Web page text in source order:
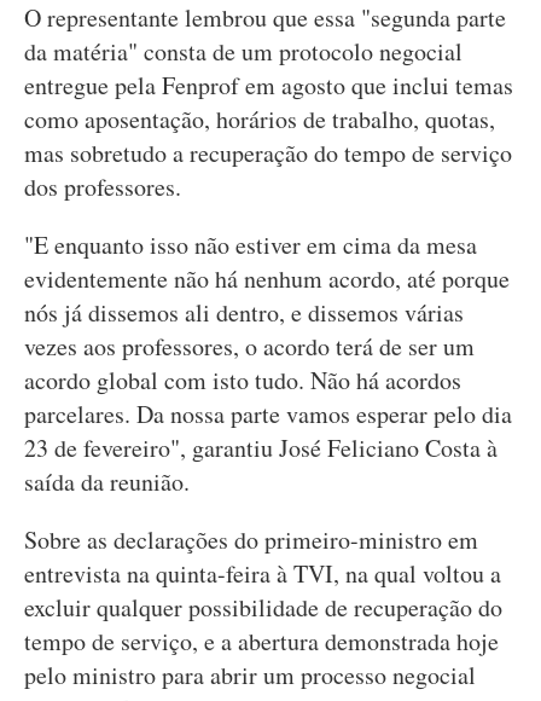
O representante lembrou que essa "segunda parte
da matéria" consta de um protocolo negocial
entregue pela Fenprof em agosto que inclui temas
como aposentação, horários de trabalho, quotas,
mas sobretudo a recuperação do tempo de serviço
dos professores.
"E enquanto isso não estiver em cima da mesa
evidentemente não há nenhum acordo, até porque
nós já dissemos ali dentro, e dissemos várias
vezes aos professores, o acordo terá de ser um
acordo global com isto tudo. Não há acordos
parcelares. Da nossa parte vamos esperar pelo dia
23 de fevereiro", garantiu José Feliciano Costa à
saída da reunião.
Sobre as declarações do primeiro-ministro em
entrevista na quinta-feira à TVI, na qual voltou a
excluir qualquer possibilidade de recuperação do
tempo de serviço, e a abertura demonstrada hoje
pelo ministro para abrir um processo negocial